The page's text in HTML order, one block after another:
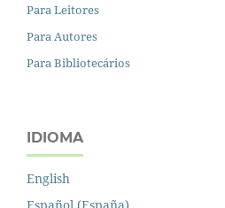
Para Leitores
Para Autores
Para Bibliotecários
IDIOMA
English